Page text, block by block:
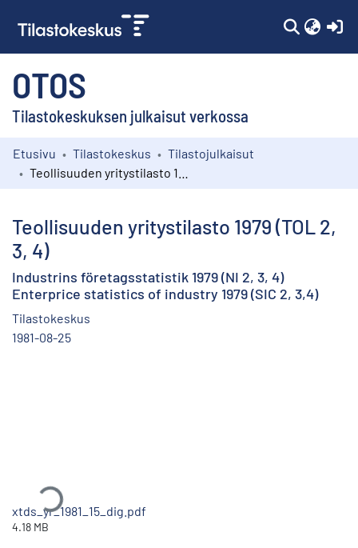
OTOS
Tilastokeskuksen julkaisut verkossa
Kokoelmat
Etusivu Tilastokeskus
Tilastojulkaisut
Teollisuuden yritystilasto 1979 (TOL 2,
3, 4)
Industrins företagsstatistik 1979 (NI 2, 3, 4)
Enterprice statistics of industry 1979 (SIC 2, 3,4)
Tilastokeskus
1981-08-25
Ladataan...
xtds_yr_1981_15_dig.pdf
4.18 MB